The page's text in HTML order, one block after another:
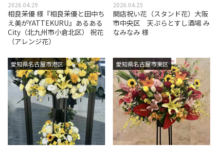
2026.04.29
相良茉優 様『相良茉優と田中ち
え美がYATTEKURU』あるある
City（北九州市小倉北区） 祝花
（アレンジ花）
2026.04.25
開店祝い花（スタンド花）大阪
市中央区 天ぷらとすし酒場 み
なみなみ 様
愛知県名古屋市港区 愛知県名古屋市東区